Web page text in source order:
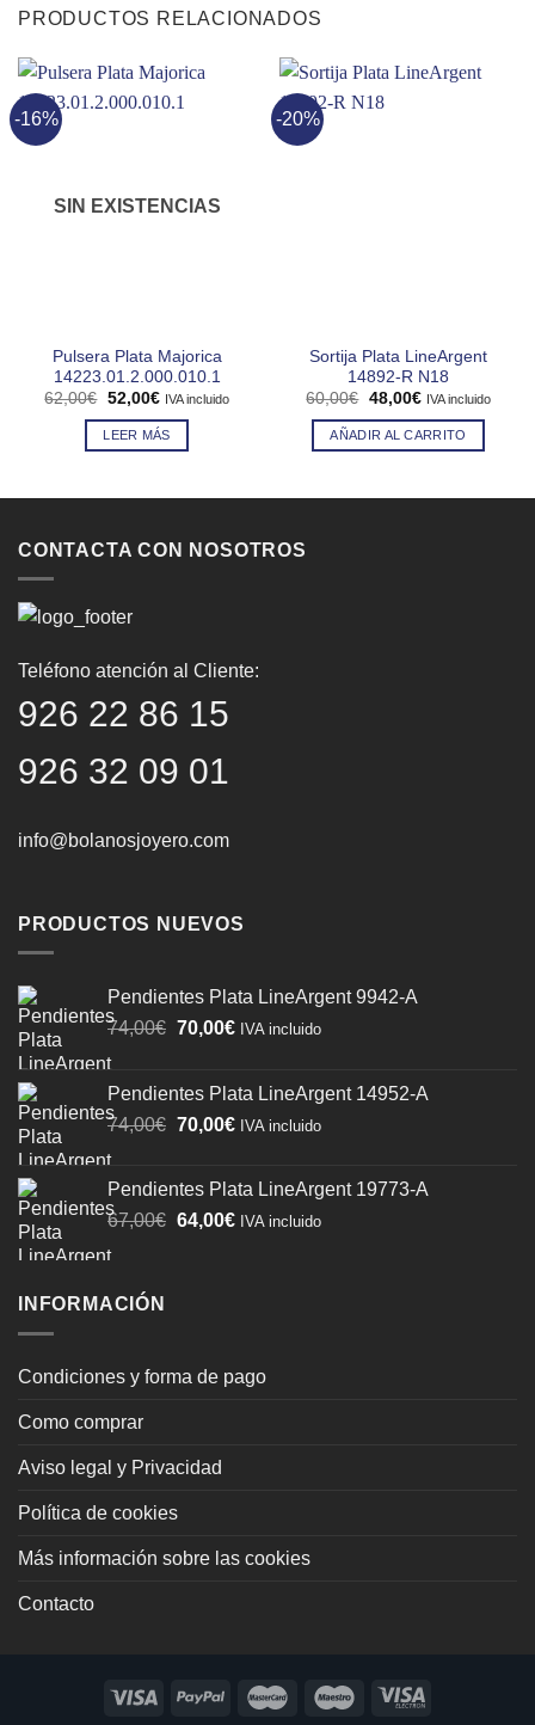
PRODUCTOS RELACIONADOS
-16%
SIN EXISTENCIAS
Pulsera Plata Majorica
14223.01.2.000.010.1
62,00€ El
original
era:
52,00€El
actual
es:
IVA incluido
LEER MÁS
-20%
Sortija Plata LineArgent
14892-R N18
60,00€ El
original
era:
48,00€El
actual
es:
IVA incluido
AÑADIR AL CARRITO
CONTACTA CON NOSOTROS
Teléfono atención al Cliente:
926 22 86 15
926 32 09 01
info@bolanosjoyero.com
PRODUCTOS NUEVOS
Pendientes Plata LineArgent 9942-A
74,00€ El
era:
74,00€.
70,00€El
es:
70,00€.
IVA incluido
Pendientes Plata LineArgent 14952-A
74,00€ El
era:
74,00€.
70,00€El
es:
70,00€.
IVA incluido
Pendientes Plata LineArgent 19773-A
67,00€ El
64,00€ElIVA incluido
INFORMACIÓN
Condiciones y forma de pago
Como comprar
Aviso legal y Privacidad
Política de cookies
Más información sobre las cookies
Contacto